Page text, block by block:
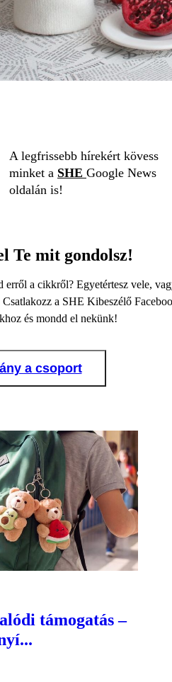
A legfrissebb hírekért kövess
minket a SHE Google News
oldalán is!
Te mit gondolsz!
erről a cikkről? Egyetértesz vele,
Csatlakozz a SHE Kibeszélő
és mondd el nekünk!
a csoport
támogatás –